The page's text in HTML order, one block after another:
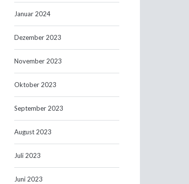
Januar 2024
Dezember 2023
November 2023
Oktober 2023
September 2023
August 2023
Juli 2023
Juni 2023